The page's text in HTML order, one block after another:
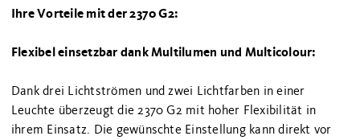
Ihre Vorteile mit der 2370 G2:
Flexibel einsetzbar dank Multilumen und Multicolour:
Dank drei Lichtströmen und zwei Lichtfarben in einer
Leuchte überzeugt die 2370 G2 mit hoher Flexibilität in
ihrem Einsatz. Die gewünschte Einstellung kann direkt vor